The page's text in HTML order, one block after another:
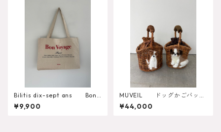
Bilitis dix-sept ans Bon
Voyage Tote Misc-1378
¥9,900
MUVEIL ドッグかごバッ
グ MA262EBG004
¥44,000